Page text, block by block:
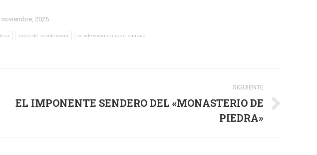
noviembre, 2025
rutas de senderismo senderismo en gran canaria
SIGUIENTE
Publicación
EL IMPONENTE SENDERO DEL «MONASTERIO DE
PIEDRA»